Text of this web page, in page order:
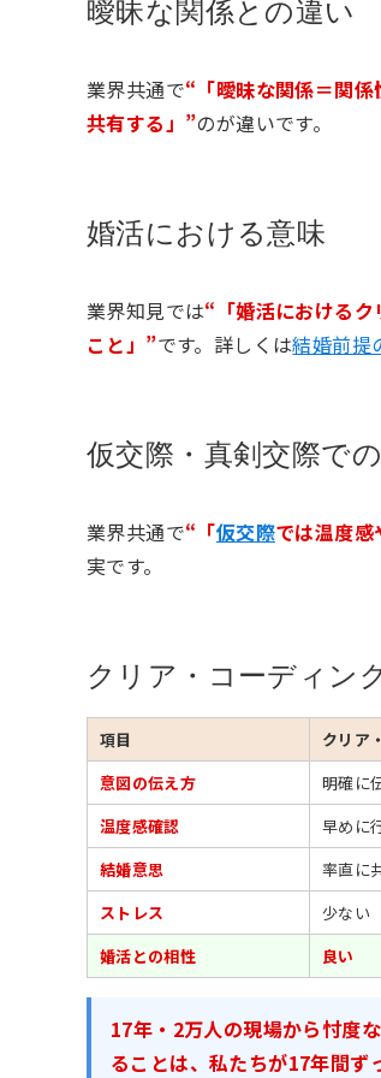
曖昧な関係との違い
業界共通で“「曖昧な関係＝関
共有する」”のが違いです。
婚活における意味
業界知見では“「婚活における
こと」”です。詳しくは結婚前提
仮交際・真剣交際で
業界共通で“「仮交際では温度
実です。
クリア・コーディン
項目 クリア
意図の伝え方
明確に
温度感確認
早めに
結婚意思
率直に
ストレス
少ない
婚活との相性
良い
17年・2万人の現場から忖度
ることは、私たちが17年間ず